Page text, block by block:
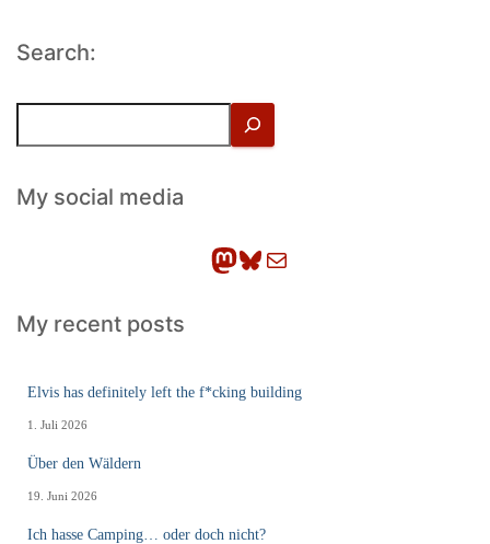
Search:
h
eMy social media
Mastodon Bluesky E-Mail
My recent posts
Elvis has definitely left the f*cking building
1. Juli 2026
Über den Wäldern
19. Juni 2026
Ich hasse Camping… oder doch nicht?